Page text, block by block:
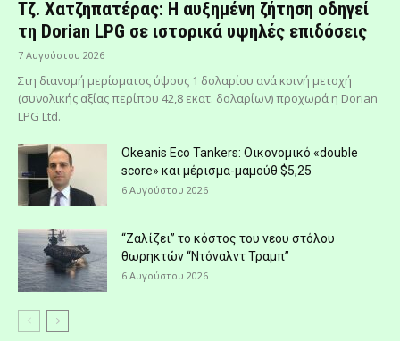
Τζ. Χατζηπατέρας: H αυξημένη ζήτηση οδηγεί
τη Dorian LPG σε ιστορικά υψηλές επιδόσεις
7 Αυγούστου 2026
Στη διανομή μερίσματος ύψους 1 δολαρίου ανά κοινή μετοχή
(συνολικής αξίας περίπου 42,8 εκατ. δολαρίων) προχωρά η Dorian
LPG Ltd.
Okeanis Eco Tankers: Οικονομικό «double
score» και μέρισμα-μαμούθ $5,25
6 Αυγούστου 2026
“Ζαλίζει” το κόστος του νεου στόλου
θωρηκτών “Ντόναλντ Τραμπ”
6 Αυγούστου 2026